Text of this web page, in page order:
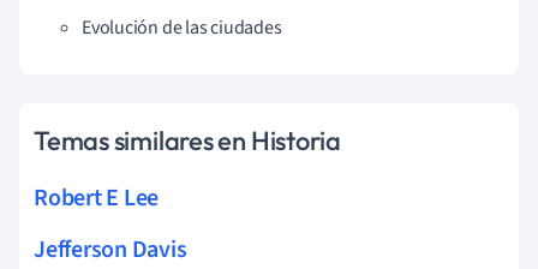
Evolución de las ciudades
Temas similares en Historia
Robert E Lee
Jefferson Davis